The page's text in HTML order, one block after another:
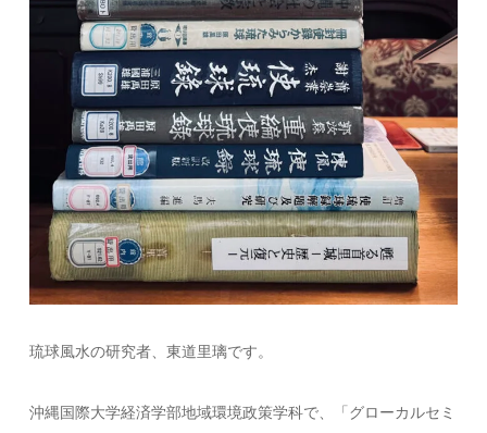
琉球風水の研究者、東道里璃です。
沖縄国際大学経済学部地域環境政策学科で、「グローカルセミ